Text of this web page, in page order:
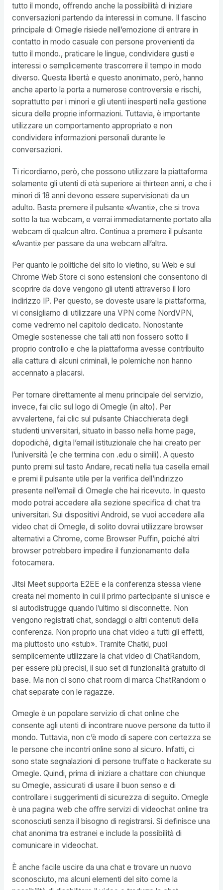
tutto il mondo, offrendo anche la possibilità di iniziare
conversazioni partendo da interessi in comune. Il fascino
principale di Omegle risiede nell’emozione di entrare in
contatto in modo casuale con persone provenienti da
tutto il mondo., praticare le lingue, condividere gusti e
interessi o semplicemente trascorrere il tempo in modo
diverso. Questa libertà e questo anonimato, però, hanno
anche aperto la porta a numerose controversie e rischi,
soprattutto per i minori e gli utenti inesperti nella gestione
sicura delle proprie informazioni. Tuttavia, è importante
utilizzare un comportamento appropriato e non
condividere informazioni personali durante le
conversazioni.
Ti ricordiamo, però, che possono utilizzare la piattaforma
solamente gli utenti di età superiore ai thirteen anni, e che i
minori di 18 anni devono essere supervisionati da un
adulto. Basta premere il pulsante «Avanti», che si trova
sotto la tua webcam, e verrai immediatamente portato alla
webcam di qualcun altro. Continua a premere il pulsante
«Avanti» per passare da una webcam all’altra.
Per quanto le politiche del sito lo vietino, su Web e sul
Chrome Web Store ci sono estensioni che consentono di
scoprire da dove vengono gli utenti attraverso il loro
indirizzo IP. Per questo, se doveste usare la piattaforma,
vi consigliamo di utilizzare una VPN come NordVPN,
come vedremo nel capitolo dedicato. Nonostante
Omegle sostenesse che tali atti non fossero sotto il
proprio controllo e che la piattaforma avesse contribuito
alla cattura di alcuni criminali, le polemiche non hanno
accennato a placarsi.
Per tornare direttamente al menu principale del servizio,
invece, fai clic sul logo di Omegle (in alto). Per
avvalertene, fai clic sul pulsante Chiacchierata degli
studenti universitari, situato in basso nella home page,
dopodiché, digita l’email istituzionale che hai creato per
l’università (e che termina con .edu o simili). A questo
punto premi sul tasto Andare, recati nella tua casella email
e premi il pulsante utile per la verifica dell’indirizzo
presente nell’email di Omegle che hai ricevuto. In questo
modo potrai accedere alla sezione specifica di chat tra
universitari. Sui dispositivi Android, se vuoi accedere alla
video chat di Omegle, di solito dovrai utilizzare browser
alternativi a Chrome, come Browser Puffin, poiché altri
browser potrebbero impedire il funzionamento della
fotocamera.
Jitsi Meet supporta E2EE e la conferenza stessa viene
creata nel momento in cui il primo partecipante si unisce e
si autodistrugge quando l’ultimo si disconnette. Non
vengono registrati chat, sondaggi o altri contenuti della
conferenza. Non proprio una chat video a tutti gli effetti,
ma piuttosto uno «stub». Tramite Chatki, puoi
semplicemente utilizzare la chat video di ChatRandom,
per essere più precisi, il suo set di funzionalità gratuito di
base. Ma non ci sono chat room di marca ChatRandom o
chat separate con le ragazze.
Omegle è un popolare servizio di chat online che
consente agli utenti di incontrare nuove persone da tutto il
mondo. Tuttavia, non c’è modo di sapere con certezza se
le persone che incontri online sono al sicuro. Infatti, ci
sono state segnalazioni di persone truffate o hackerate su
Omegle. Quindi, prima di iniziare a chattare con chiunque
su Omegle, assicurati di usare il buon senso e di
controllare i suggerimenti di sicurezza di seguito. Omegle
è una pagina web che offre servizi di videochat online tra
sconosciuti senza il bisogno di registrarsi. Si definisce una
chat anonima tra estranei e include la possibilità di
comunicare in videochat.
È anche facile uscire da una chat e trovare un nuovo
sconosciuto, ma alcuni elementi del sito come la